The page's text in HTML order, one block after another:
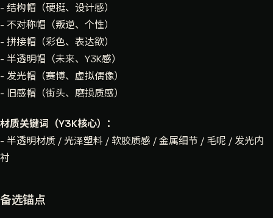
- 结构帽（硬挺、设计感）
- 不对称帽（叛逆、个性）
- 拼接帽（彩色、表达欲）
- 半透明帽（未来、Y3K感）
- 发光帽（赛博、虚拟偶像）
- 旧感帽（街头、磨损质感）
材质关键词（Y3K核心）：
- 半透明材质 / 光泽塑料 / 软胶质感 / 金属细节 / 毛呢 / 发光内
衬
备选锚点